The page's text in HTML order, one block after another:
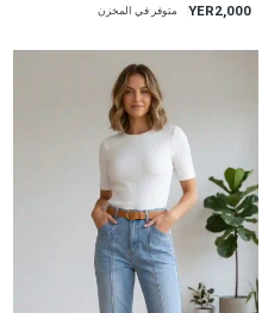
YER2,000 متوفر في المخزن